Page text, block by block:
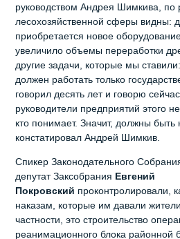
руководством Андрея Шимкива, по
лесохозяйственной сферы видны:
приобретается новое
увеличило объемы переработки
другие задачи, которые мы
должен работать только
говорил десять лет и говорю
руководители предприятий этого
кто понимает. Значит, должны
констатировал Андрей Шимкив.
Спикер Законодательного
депутат Заксобрания Евгений
Покровский проконтролировали,
наказам, которые им давали
частности, это строительство
реанимационного блока районной